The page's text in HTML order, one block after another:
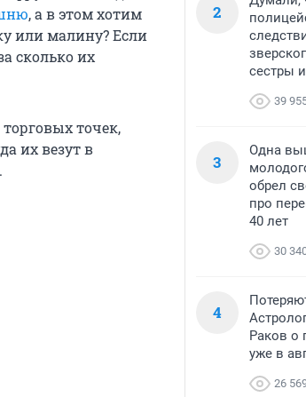
, а в этом хотим
или малину? Если
сколько их
точек,
их везут в
2
сестры
39
3
Одна
обрел
про
40 лет
30
4
Раков о
уже в
26